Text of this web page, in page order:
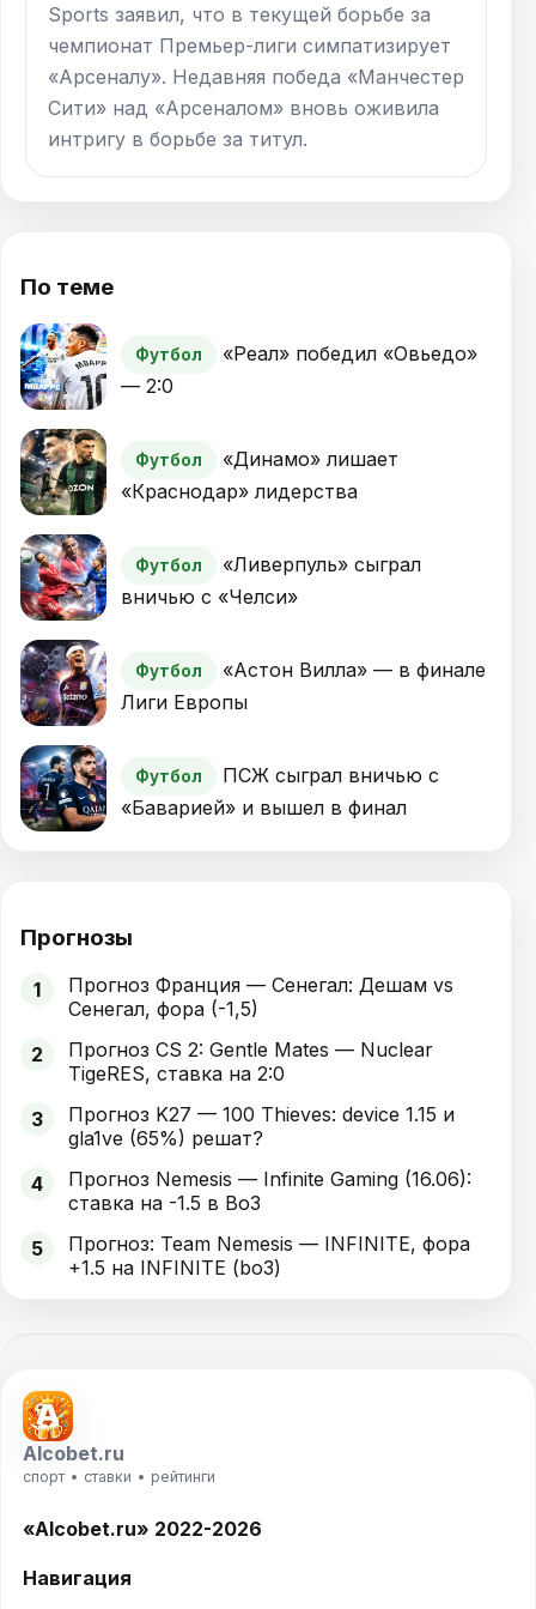
Sports заявил, что в текущей борьбе за
чемпионат Премьер-лиги симпатизирует
«Арсеналу». Недавняя победа «Манчестер
Сити» над «Арсеналом» вновь оживила
интригу в борьбе за титул.
По теме
Футбол
«Реал» победил «Овьедо»
— 2:0
Футбол
«Динамо» лишает
«Краснодар» лидерства
Футбол
«Ливерпуль» сыграл
вничью с «Челси»
Футбол
«Астон Вилла» — в финале
Лиги Европы
Футбол
ПСЖ сыграл вничью с
«Баварией» и вышел в финал
Прогнозы
1
Прогноз Франция — Сенегал: Дешам vs
Сенегал, фора (-1,5)
2
Прогноз CS 2: Gentle Mates — Nuclear
TigeRES, ставка на 2:0
3
Прогноз K27 — 100 Thieves: device 1.15 и
gla1ve (65%) решат?
4
Прогноз Nemesis — Infinite Gaming (16.06):
ставка на -1.5 в Bo3
5
Прогноз: Team Nemesis — INFINITE, фора
+1.5 на INFINITE (bo3)
Alcobet.ru
спорт • ставки • рейтинги
«Alcobet.ru» 2022-2026
Навигация